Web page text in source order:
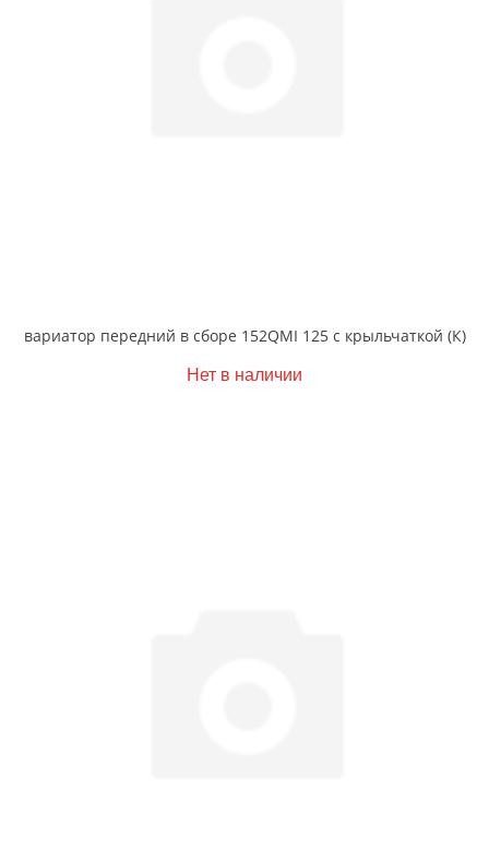
вариатор передний в сборе 152QMI 125 с крыльчаткой (К)
Нет в наличии